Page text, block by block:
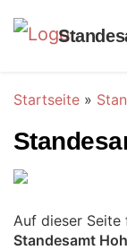
Startseite »
Auf dieser Seite
Standesamt